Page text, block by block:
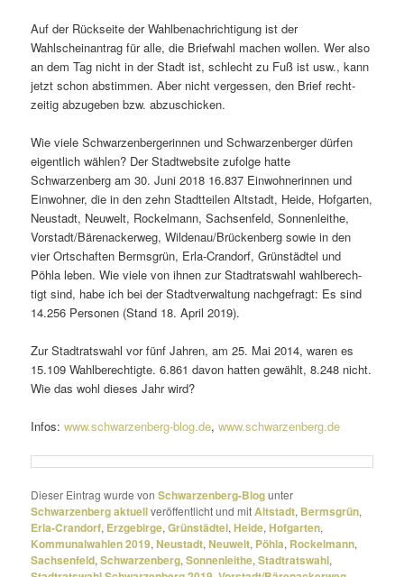
Auf der Rückseite der Wahlbenachrichtigung ist der
Wahlscheinantrag für alle, die Briefwahl machen wollen. Wer also
an dem Tag nicht in der Stadt ist, schlecht zu Fuß ist usw., kann
jetzt schon abstimmen. Aber nicht vergessen, den Brief recht­
zeitig abzu­geben bzw. abzuschicken.
Wie viele Schwarzenbergerinnen und Schwarzenberger dürfen
eigent­lich wählen? Der Stadtwebsite zufolge hatte
Schwarzenberg am 30. Juni 2018 16.837 Einwohnerinnen und
Einwohner, die in den zehn Stadtteilen Altstadt, Heide, Hofgarten,
Neustadt, Neuwelt, Rockelmann, Sachsenfeld, Sonnenleithe,
Vorstadt/Bärenackerweg, Wildenau/Brückenberg sowie in den
vier Ortschaften Bermsgrün, Erla-Crandorf, Grünstädtel und
Pöhla leben. Wie viele von ihnen zur Stadtratswahl wahl­be­rech­
tigt sind, habe ich bei der Stadtverwaltung nach­ge­fragt: Es sind
14.256 Personen (Stand 18. April 2019).
Zur Stadtratswahl vor fünf Jahren, am 25. Mai 2014, waren es
15.109 Wahlberechtigte. 6.861 davon hatten gewählt, 8.248 nicht.
Wie das wohl dieses Jahr wird?
Infos:www.schwarzenberg-blog.de,www.schwarzenberg.de
Dieser Eintrag wurde vonSchwarzenberg-Blogunter
Schwarzenberg aktuellveröffentlicht und mitAltstadt, Bermsgrün,
Erla-Crandorf, Erzgebirge,Grünstädtel,Heide,Hofgarten,
Kommunalwahlen 2019,Neustadt,Neuwelt, Pöhla, Rockelmann,
Sachsenfeld,Schwarzenberg,Sonnenleithe,Stadtratswahl,